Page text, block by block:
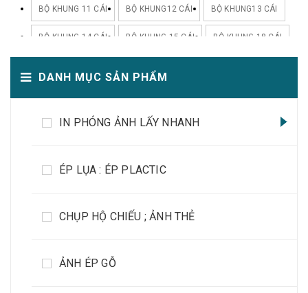
BỘ KHUNG 11 CÁI BỘ KHUNG12 CÁI BỘ KHUNG13 CÁI
BỘ KHUNG 14 CÁI BỘ KHUNG 15 CÁI BỘ KHUNG 18 CÁI
DANH MỤC SẢN PHẨM
IN PHÓNG ẢNH LẤY NHANH
ÉP LỤA : ÉP PLACTIC
CHỤP HỘ CHIẾU ; ẢNH THẺ
ẢNH ÉP GỖ